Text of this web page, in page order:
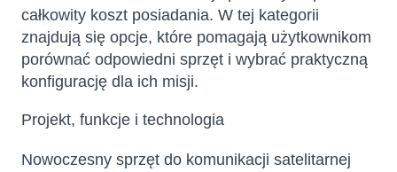
całkowity koszt posiadania. W tej kategorii
znajdują się opcje, które pomagają użytkownikom
porównać odpowiedni sprzęt i wybrać praktyczną
konfigurację dla ich misji.
Projekt, funkcje i technologia
Nowoczesny sprzęt do komunikacji satelitarnej